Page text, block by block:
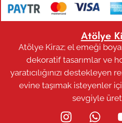
Atölye
Atölye Kiraz; el emeği
dekoratif tasarımlar ve
yaratıcılığınızı destekleyen
evine taşımak isteyenler
sevgiyle